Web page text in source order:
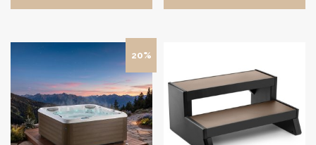
20%
mai
multe
variații.
Opțiunile